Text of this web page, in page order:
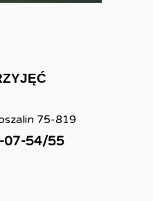
75-819
07-54/55